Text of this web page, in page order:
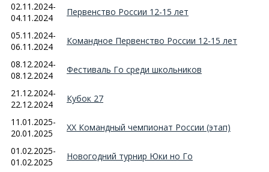
02.11.2024-
04.11.2024
Первенство России 12-15 лет
05.11.2024-
06.11.2024
Командное Первенство России 12-15 лет
08.12.2024-
08.12.2024
Фестиваль Го среди школьников
21.12.2024-
22.12.2024
Кубок 27
11.01.2025-
20.01.2025
ХХ Командный чемпионат России (этап)
01.02.2025-
01.02.2025
Новогодний турнир Юки но Го